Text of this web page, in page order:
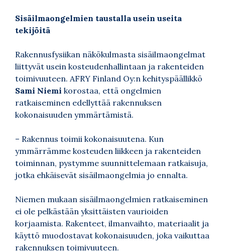
Sisäilmaongelmien taustalla usein useita
tekijöitä
Rakennusfysiikan näkökulmasta sisäilmaongelmat
liittyvät usein kosteudenhallintaan ja rakenteiden
toimivuuteen. AFRY Finland Oy:n kehityspäällikkö
Sami Niemi korostaa, että ongelmien
ratkaiseminen edellyttää rakennuksen
kokonaisuuden ymmärtämistä.
– Rakennus toimii kokonaisuutena. Kun
ymmärrämme kosteuden liikkeen ja rakenteiden
toiminnan, pystymme suunnittelemaan ratkaisuja,
jotka ehkäisevät sisäilmaongelmia jo ennalta.
Niemen mukaan sisäilmaongelmien ratkaiseminen
ei ole pelkästään yksittäisten vaurioiden
korjaamista. Rakenteet, ilmanvaihto, materiaalit ja
käyttö muodostavat kokonaisuuden, joka vaikuttaa
rakennuksen toimivuuteen.